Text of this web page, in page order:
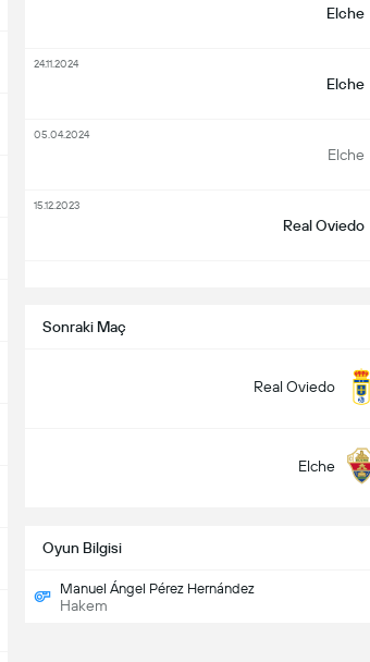
Sonraki Maç
Real Oviedo
Elche
Oyun Bilgisi
Manuel Ángel Pérez Hernández
Hakem
Elche
Elche
24.11.2024
Elche
05.04.2024
Real Oviedo
15.12.2023